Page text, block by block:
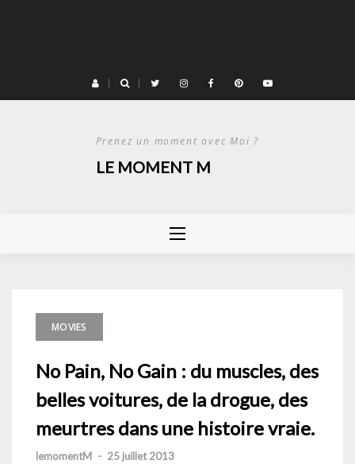
Prenez un moment avec Moi ?
LE MOMENT M
MOVIES
No Pain, No Gain : du muscles, des
belles voitures, de la drogue, des
meurtres dans une histoire vraie.
lemomentM - 25 juillet 2013